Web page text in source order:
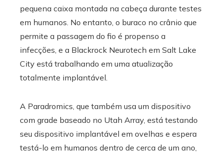
pequena caixa montada na cabeça durante testes
em humanos. No entanto, o buraco no crânio que
permite a passagem do fio é propenso a
infecções, e a Blackrock Neurotech em Salt Lake
City está trabalhando em uma atualização
totalmente implantável.
A Paradromics, que também usa um dispositivo
com grade baseado no Utah Array, está testando
seu dispositivo implantável em ovelhas e espera
testá-lo em humanos dentro de cerca de um ano,